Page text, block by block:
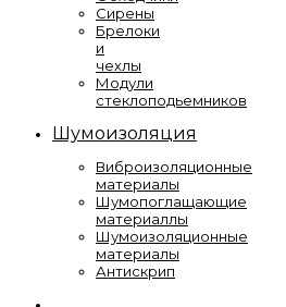
Сирены
Брелоки
и
чехлы
Модули
стеклоподьемников
Шумоизоляция
Виброизоляционные
материалы
Шумопоглащающие
материаллы
Шумоизоляционные
материалы
Антискрип